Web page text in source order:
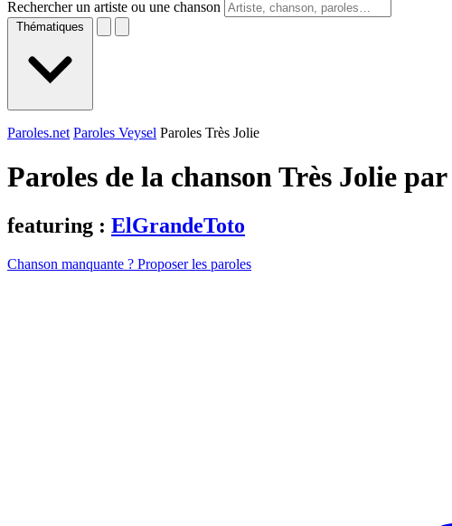
Rechercher un artiste ou une chanson
Thématiques
Paroles.net Paroles Veysel Paroles Très Jolie
Paroles de la chanson Très Jolie par
featuring : ElGrandeToto
Chanson manquante ? Proposer les paroles